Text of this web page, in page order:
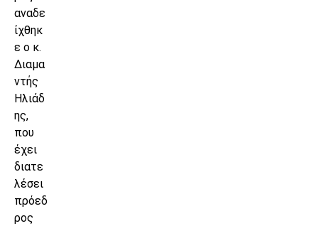
αναδε
ίχθηκ
ε ο κ.
Διαμα
ντής
Ηλιάδ
ης,
που
έχει
διατε
λέσει
πρόεδ
ρος